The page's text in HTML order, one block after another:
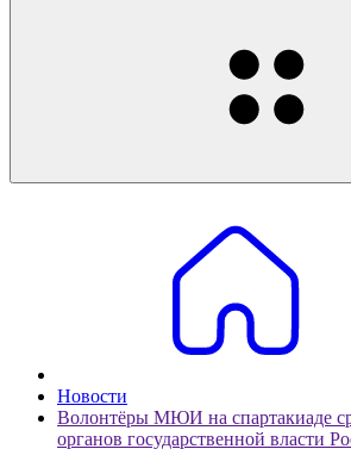
Новости
Волонтёры МЮИ на спартакиаде
органов государственной власти